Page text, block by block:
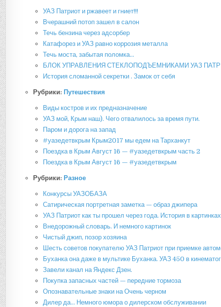
УАЗ Патриот и ржавеет и гниет!!!
Вчерашний потоп зашел в салон
Течь бензина через адсорбер
Катафорез и УАЗ равно коррозия металла
Течь моста, забытая поломка…
БЛОК УПРАВЛЕНИЯ СТЕКЛОПОДЪЕМНИКАМИ УАЗ
История сломанной секретки . Замок от себя
Рубрики: Путешествия
Виды костров и их предназначение
УАЗ мой, Крым наш). Чего отвалилось за время пути.
Паром и дорога на запад
#уазедетвкрым Крым2017 мы едем на Тарханкут
Поездка в Крым Август 16 — #уазедетвкрым часть 2
Поездка в Крым Август 16 — #уазедетвкрым
Рубрики: Разное
Конкурсы УАЗОБАЗА
Сатирическая портретная заметка — образ джипера
УАЗ Патриот как ты прошел через года. История в
Внедорожный словарь. И немного картинок
Чистый джип, позор хозяина
Шесть советов покупателю УАЗ Патриот при приемке
Буханка она даже в мультике Буханка. УАЗ 450 в
Завели канал на Яндекс Дзен.
Покупка запасных частей — передние тормоза
Опознавательные знаки на Очень черном
Дилер да… Немного юмора о дилерском обслуживании